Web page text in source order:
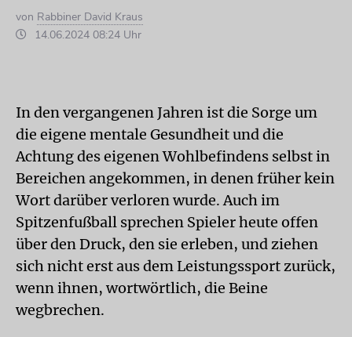
von Rabbiner David Kraus
14.06.2024 08:24 Uhr
In den vergangenen Jahren ist die Sorge um
die eigene mentale Gesundheit und die
Achtung des eigenen Wohlbefindens selbst in
Bereichen angekommen, in denen früher kein
Wort darüber verloren wurde. Auch im
Spitzenfußball sprechen Spieler heute offen
über den Druck, den sie erleben, und ziehen
sich nicht erst aus dem Leistungssport zurück,
wenn ihnen, wortwörtlich, die Beine
wegbrechen.